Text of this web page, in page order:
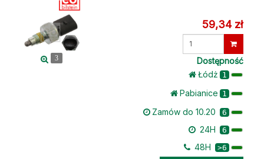
3
59,34 zł
Wprowadź
Dostępność
Łódż 1
Pabianice 1
Zamów do 10.20 6
24H 6
48H >6